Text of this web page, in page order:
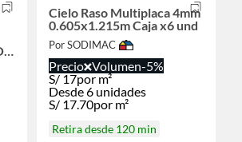
Cielo Raso Multiplaca 4mm
0.605x1.215m Caja x6 und
Por SODIMAC
Precio Volumen-5%
S/17por m²
Desde 6 unidades
S/ 17.70por m²
Retira desde 120 min